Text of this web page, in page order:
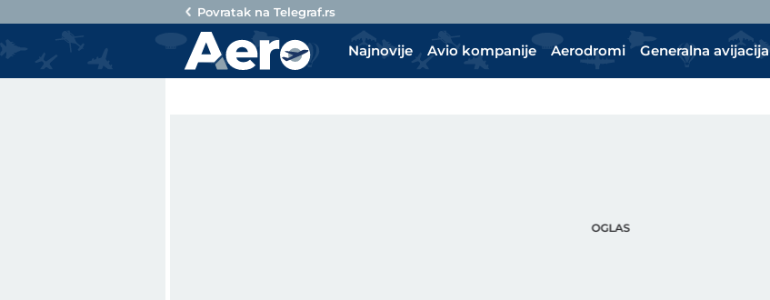
Povratak na Telegraf.rs
Najnovije Avio kompanije Aerodromi Generalna avijacija